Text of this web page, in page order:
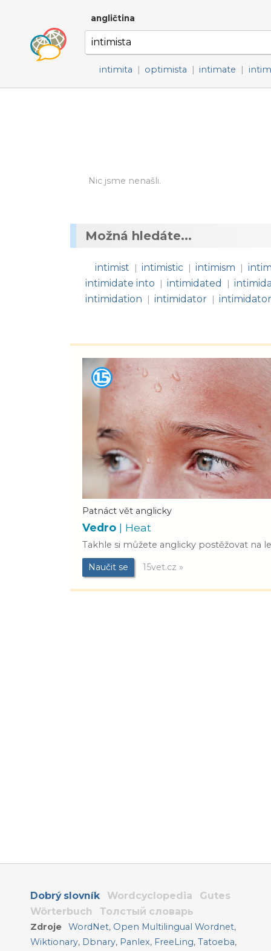
angličtina
intimita | optimista | intimate |
Nic jsme nenašli.
Možná hledáte...
intimist | intimistic | intimism |
intimidate into
| intimidated |
intimidation
| intimidator |
Patnáct vět anglicky
Vedro | Heat
Takhle si můžete anglicky postěžovat na
Naučit se 15vet.cz »
Dobrý slovník Wordcyclopedia
Gutes
Wörterbuch
Толстый словарь
Zdroje WordNet, Open Multilingual Wordnet,
Wiktionary, Dbnary, Panlex, FreeLing, Tatoeba,